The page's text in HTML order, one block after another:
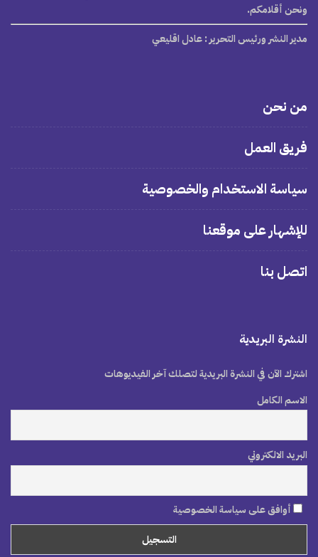
ونحن أقلامكم.
مدير النشر ورئيس التحرير : عادل اقليعي
من نحن
فريق العمل
سياسة الاستخدام والخصوصية
للإشهار على موقعنا
اتصل بنا
النشرة البريدية
اشترك الآن في النشرة البريدية لتصلك آخر الفيديوهات
الاسم الكامل
البريد الالكتروني
أوافق على سياسة الخصوصية